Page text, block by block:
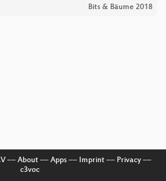
Bits & Bäume 2018
–– About–– Apps–– Imprint–– Privacy––
c3voc